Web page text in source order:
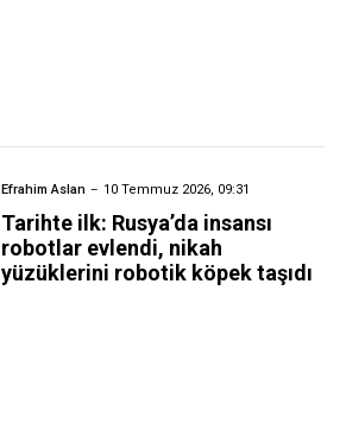
Efrahim Aslan 10 Temmuz 2026, 09:31
Tarihte ilk: Rusya’da insansı
robotlar evlendi, nikah
yüzüklerini robotik köpek taşıdı